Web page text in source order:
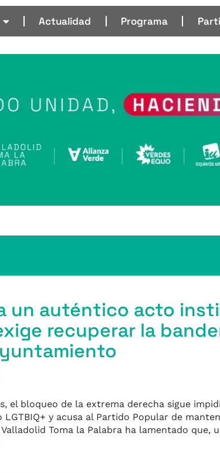
Actualidad Programa
un auténtico acto
recuperar la
el bloqueo de la extrema derecha sigue
y acusa al Partido Popular de
Toma la Palabra ha lamentado que,